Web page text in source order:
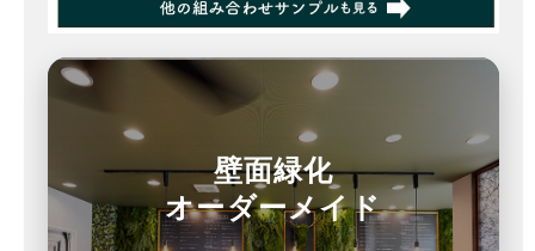
壁面緑化
オーダーメイド